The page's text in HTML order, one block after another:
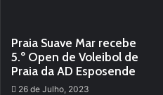
Praia Suave Mar recebe
5.º Open de Voleibol de
Praia da AD Esposende
26 de Julho, 2023